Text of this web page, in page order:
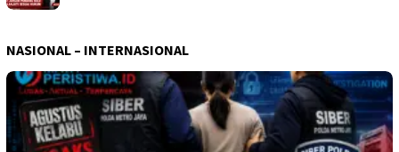
NASIONAL – INTERNASIONAL